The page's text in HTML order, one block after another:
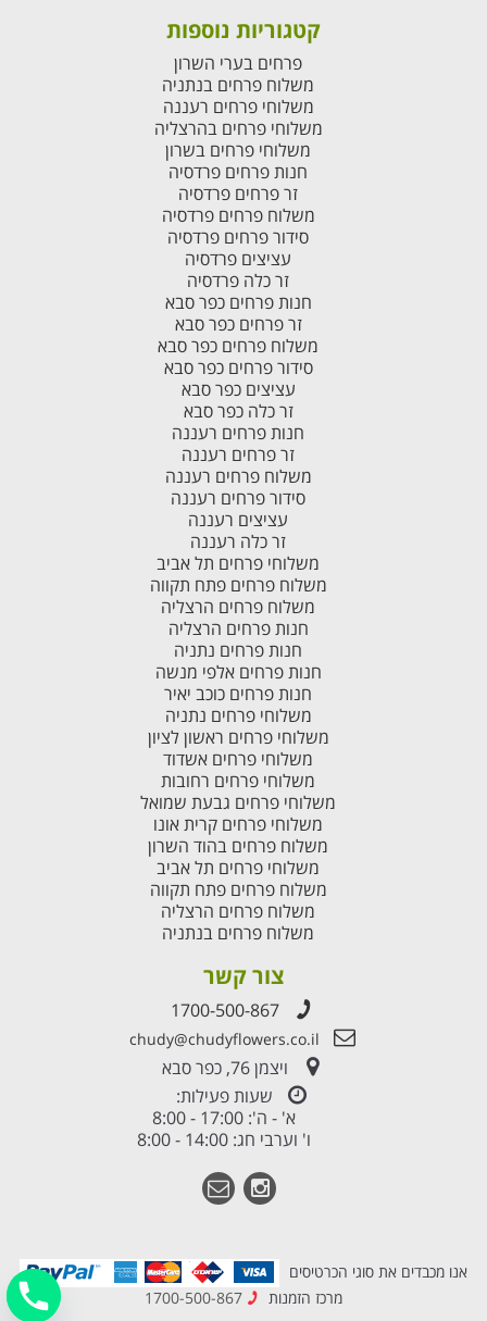
קטגוריות נוספות
פרחים בערי השרון
משלוח פרחים בנתניה
משלוחי פרחים רעננה
משלוחי פרחים בהרצליה
משלוחי פרחים בשרון
חנות פרחים פרדסיה
זר פרחים פרדסיה
משלוח פרחים פרדסיה
סידור פרחים פרדסיה
עציצים פרדסיה
זר כלה פרדסיה
חנות פרחים כפר סבא
זר פרחים כפר סבא
משלוח פרחים כפר סבא
סידור פרחים כפר סבא
עציצים כפר סבא
זר כלה כפר סבא
חנות פרחים רעננה
זר פרחים רעננה
משלוח פרחים רעננה
סידור פרחים רעננה
עציצים רעננה
זר כלה רעננה
משלוחי פרחים תל אביב
משלוח פרחים פתח תקווה
משלוח פרחים הרצליה
חנות פרחים הרצליה
חנות פרחים נתניה
חנות פרחים אלפי מנשה
חנות פרחים כוכב יאיר
משלוחי פרחים נתניה
משלוחי פרחים ראשון לציון
משלוחי פרחים אשדוד
משלוחי פרחים רחובות
משלוחי פרחים גבעת שמואל
משלוחי פרחים קרית אונו
משלוח פרחים בהוד השרון
משלוחי פרחים תל אביב
משלוח פרחים פתח תקווה
משלוח פרחים הרצליה
משלוח פרחים בנתניה
צור קשר
1700-500-867
chudy@chudyflowers.co.il
ויצמן 76, כפר סבא
שעות פעילות:
א' - ה': 17:00 - 8:00
ו' וערבי חג: 14:00 - 8:00
אנו מכבדים את סוגי הכרטיסים
מרכז הזמנות